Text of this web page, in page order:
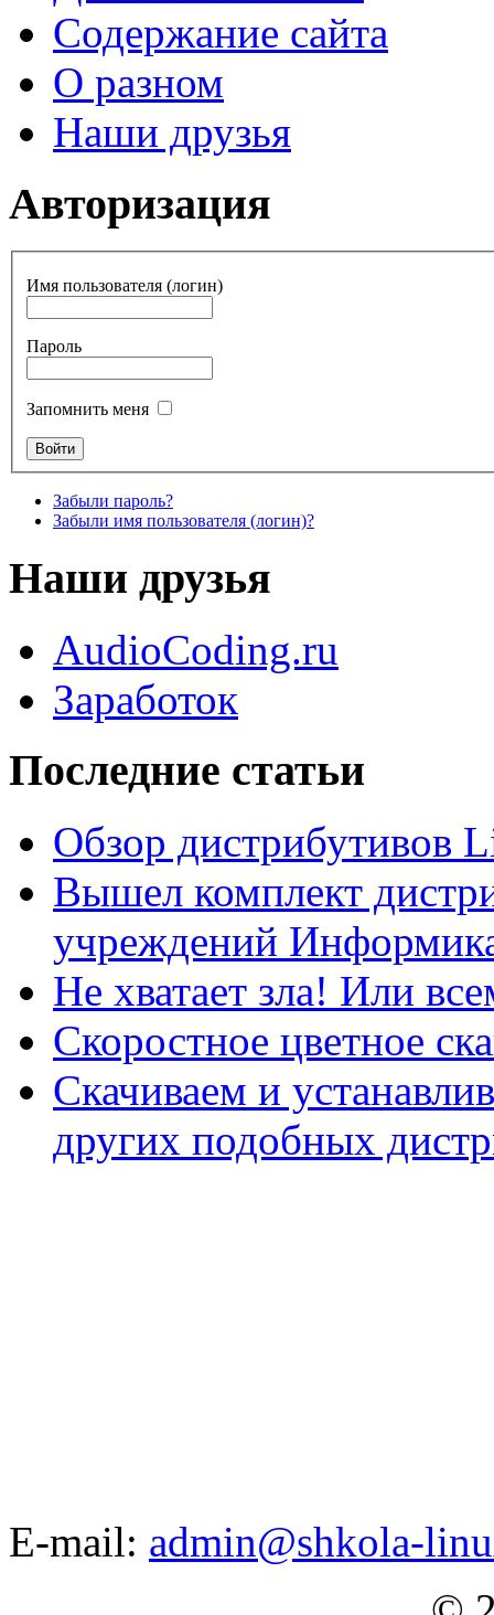
Содержание сайта
О разном
Наши друзья
Авторизация
Имя пользователя (логин)
Пароль
Запомнить меня
Забыли пароль?
Забыли имя пользователя (логин)?
Наши друзья
AudioCoding.ru
Заработок
Последние статьи
Обзор дистрибутивов
Вышел комплект
учреждений
Не хватает зла! Или
Скоростное цветное
Скачиваем и
других подобных
E-mail: admin@shkola-